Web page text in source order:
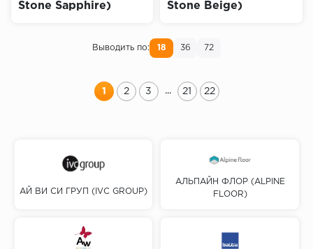
Stone Sapphire)
Stone Beige)
Выводить по: 18 36 72
1 2 3 ... 21 22
АЙ ВИ СИ ГРУП (IVC GROUP)
АЛЬПАЙН ФЛОР (ALPINE
FLOOR)